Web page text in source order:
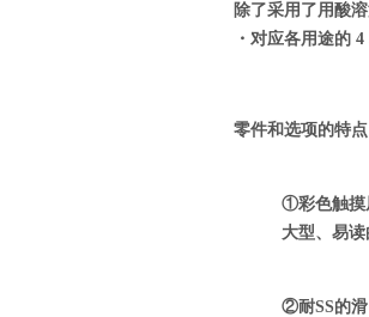
除了采用了用酸
・对应各用途的
零件和选项的特点
①彩色触摸
大型、易
②耐SS的